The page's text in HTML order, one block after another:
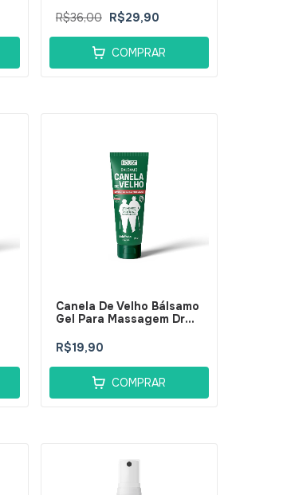
BellaPhytus
R$36,00 R$29,90
COMPRAR
Canela De Velho Bálsamo
Gel Para Massagem Dr
BellaPhytus
R$19,90
COMPRAR